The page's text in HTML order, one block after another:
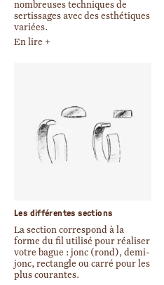
nombreuses techniques de
sertissages avec des esthétiques
variées.
En lire +
Les différentes sections
La section correspond à la
forme du fil utilisé pour réaliser
votre bague : jonc (rond), demi-
jonc, rectangle ou carré pour les
plus courantes.